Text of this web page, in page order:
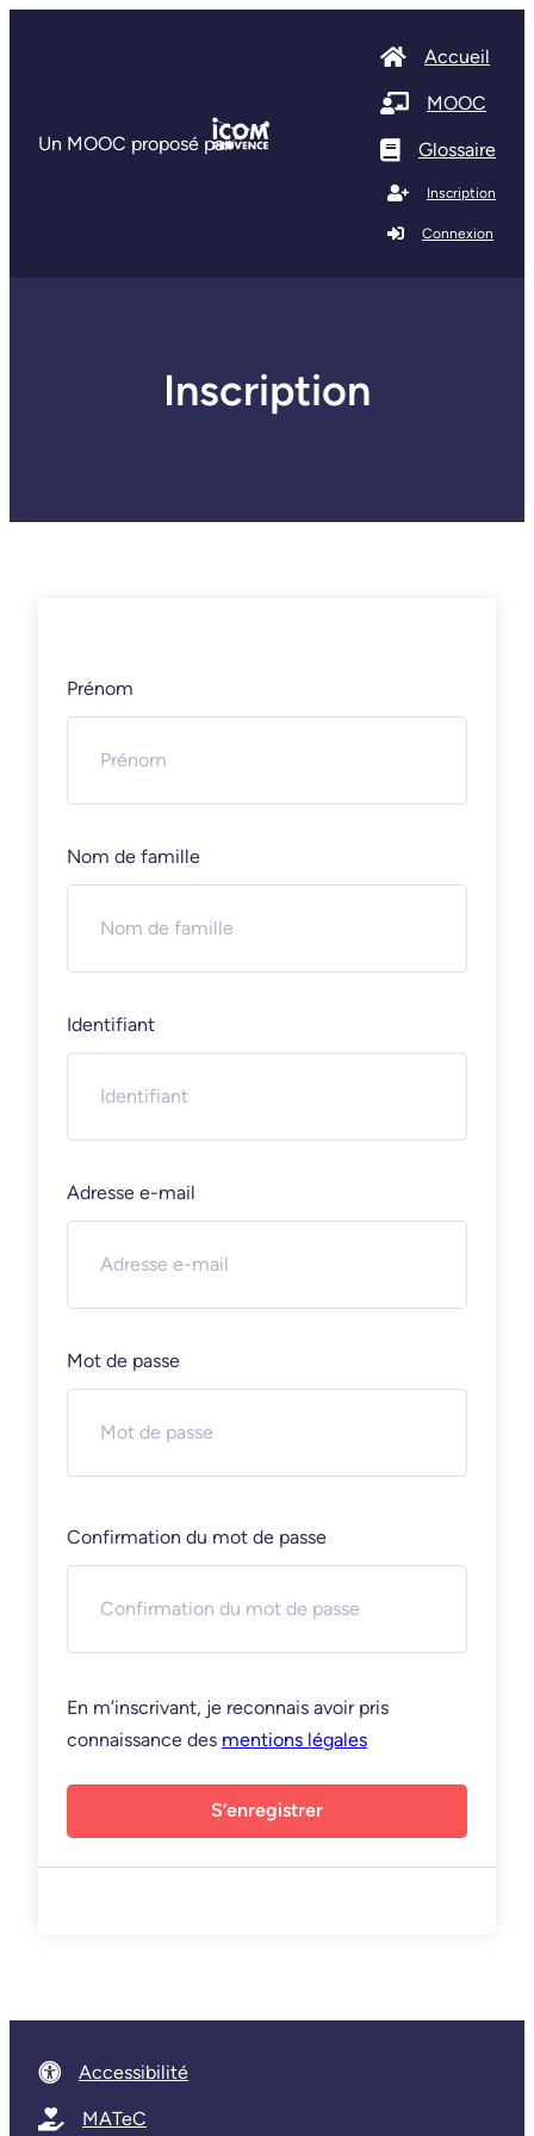
Un MOOC proposé par
Accueil
MOOC
Glossaire
Inscription
Connexion
Inscription
Prénom
Nom de famille
Identifiant
Adresse e-mail
Mot de passe
Confirmation du mot de passe
En m’inscrivant, je reconnais avoir pris
connaissance des mentions légales
S’enregistrer
Accessibilité
MATeC